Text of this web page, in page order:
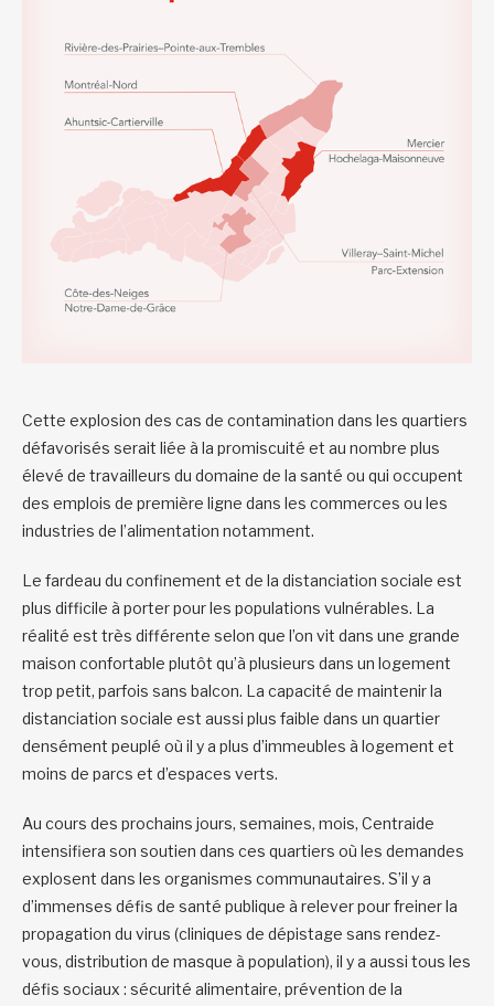
Cette explosion des cas de contamination dans les quartiers
défavorisés serait liée à la promiscuité et au nombre plus
élevé de travailleurs du domaine de la santé ou qui occupent
des emplois de première ligne dans les commerces ou les
industries de l’alimentation notamment.
Le fardeau du confinement et de la distanciation sociale est
plus difficile à porter pour les populations vulnérables. La
réalité est très différente selon que l’on vit dans une grande
maison confortable plutôt qu’à plusieurs dans un logement
trop petit, parfois sans balcon. La capacité de maintenir la
distanciation sociale est aussi plus faible dans un quartier
densément peuplé où il y a plus d’immeubles à logement et
moins de parcs et d’espaces verts.
Au cours des prochains jours, semaines, mois, Centraide
intensifiera son soutien dans ces quartiers où les demandes
explosent dans les organismes communautaires. S’il y a
d’immenses défis de santé publique à relever pour freiner la
propagation du virus (cliniques de dépistage sans rendez-
vous, distribution de masque à population), il y a aussi tous les
défis sociaux : sécurité alimentaire, prévention de la